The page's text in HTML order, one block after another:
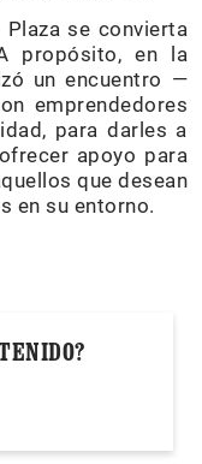
se convierta
propósito, en la
un encuentro —
emprendedores
para darles a
apoyo para
que desean
en su entorno.